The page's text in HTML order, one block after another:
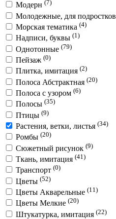
Модерн (7)
Молодежные, для подростков
Морская тематика (4)
Надписи, буквы (1)
Однотонные (79)
Пейзаж (0)
Плитка, имитация (2)
Полоса Абстрактная (20)
Полоса с узором (6)
Полосы (35)
Птицы (9)
Растения, ветки, листья (34)
Ромбы (20)
Сюжетный рисунок (9)
Ткань, имитация (41)
Транспорт (0)
Цветы (52)
Цветы Акварельные (11)
Цветы Мелкие (20)
Штукатурка, имитация (22)